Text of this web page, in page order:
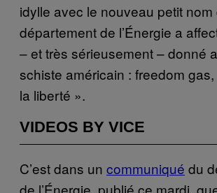
idylle avec le nouveau petit nom
département de l’Énergie a
– et très sérieusement – donné
schiste américain : freedom
la liberté ».
VIDEOS BY VICE
C’est dans un communiqué du
de l’Énergie, publié ce mardi,